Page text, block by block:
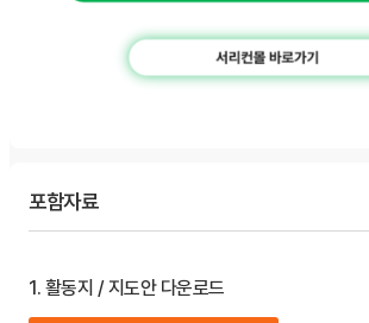
포함자료
1. 활동지 / 지도안 다운로드